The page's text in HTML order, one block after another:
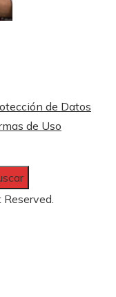
de Datos
de Uso